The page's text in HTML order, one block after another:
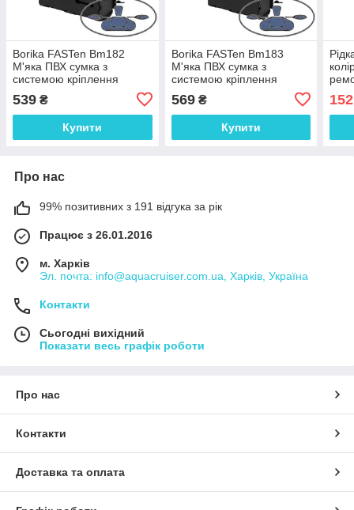
Borika FASTen Bm182
М'яка ПВХ сумка з
системою кріплення
розмір SMALL в човен
539 ₴
Купити
Borika FASTen Bm183
М'яка ПВХ сумка з
системою кріплення
розмір MEDIUM в човен
569₴
Купити
152
Про нас
99% позитивних з 191 відгука за рік
Працює з 26.01.2016
м. Харків
Эл. почта: info@aquacruiser.com.ua, Харків, Україна
Контакти
Сьогодні вихідний
Показати весь графік роботи
Про нас
Контакти
Доставка та оплата